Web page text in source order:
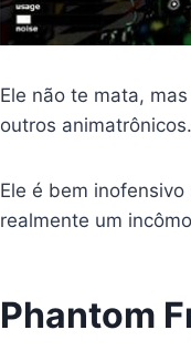
Ele não te mata,
outros animatrônicos.
Ele é bem
realmente um
Phantom